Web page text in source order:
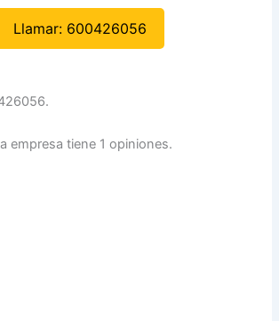
Llamar: 600426056
empresa tiene 1 opiniones.